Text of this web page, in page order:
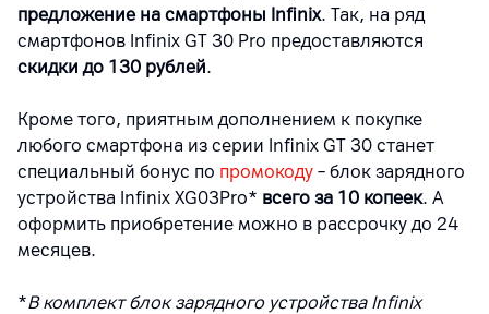
предложение на смартфоны Infinix. Так, на ряд
смартфонов Infinix GT 30 Pro предоставляются
скидки до 130 рублей.
Кроме того, приятным дополнением к покупке
любого смартфона из серии Infinix GT 30 станет
специальный бонус по промокоду – блок зарядного
устройства Infinix XG03Pro* всего за 10 копеек. А
оформить приобретение можно в рассрочку до 24
месяцев.
*В комплект блок зарядного устройства Infinix